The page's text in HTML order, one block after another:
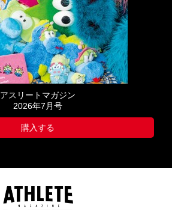
アスリートマガジン
2026年7月号
購入する